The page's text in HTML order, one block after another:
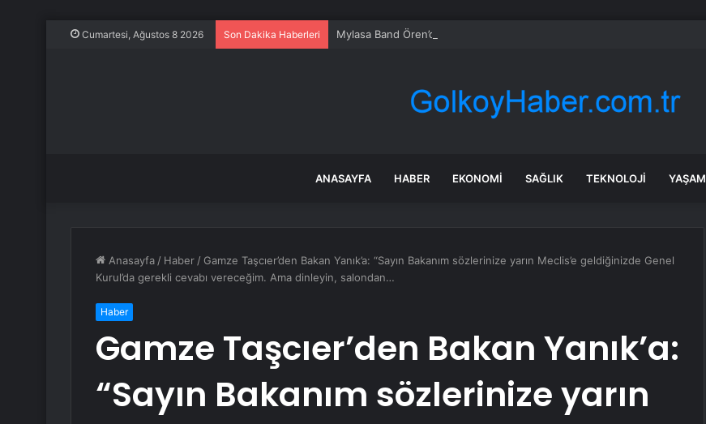
Cumartesi, Ağustos 8 2026 Son Dakika Haberleri Mylasa Band Ören’de coşkulu konser verdi
ANASAYFA HABER EKONOMI SAĞLIK TEKNOLOJI YAŞAM
Anasayfa / Haber / Gamze Taşcıer’den Bakan Yanık’a: “Sayın Bakanım sözlerinize yarın Meclis’e geldiğinizde Genel
Kurul’da gerekli cevabı vereceğim. Ama dinleyin, salondan…
Haber
Gamze Taşcıer’den Bakan Yanık’a:
“Sayın Bakanım sözlerinize yarın